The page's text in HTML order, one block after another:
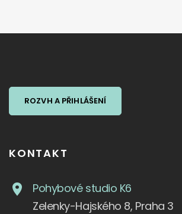
ROZVH A PŘIHLÁŠENÍ
KONTAKT
Pohybové studio K6
Zelenky-Hajského 8, Praha 3